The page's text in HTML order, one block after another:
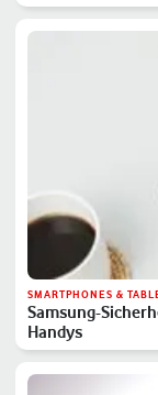
SMARTPHONES &
Samsung-
Handys